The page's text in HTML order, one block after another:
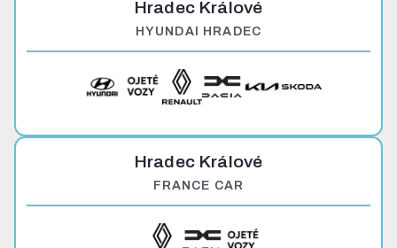
Hradec Králové
HYUNDAI HRADEC
Hradec Králové
FRANCE CAR